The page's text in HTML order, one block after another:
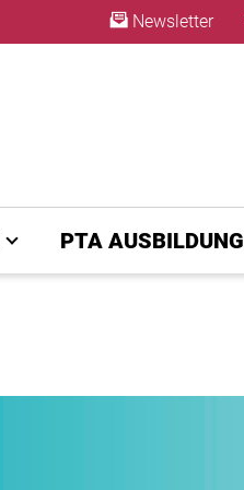
Newsletter
PTA AUSBILDUNG